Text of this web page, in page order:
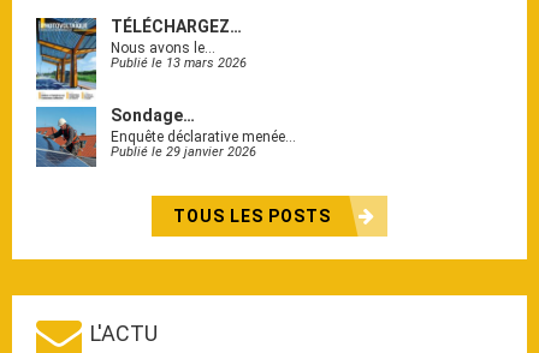
TÉLÉCHARGEZ…
Nous avons le…
Publié le 13 mars 2026
Sondage…
Enquête déclarative menée…
Publié le 29 janvier 2026
TOUS LES POSTS
L'ACTU